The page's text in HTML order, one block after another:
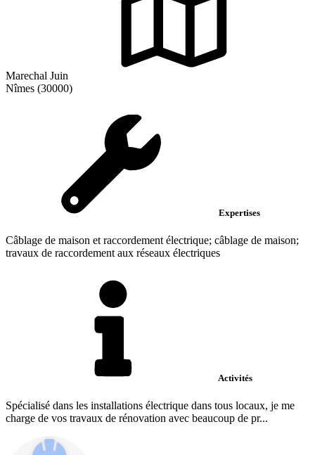
Marechal Juin
Nîmes (30000)
Expertises
Câblage de maison et raccordement électrique; câblage de maison;
travaux de raccordement aux réseaux électriques
Activités
Spécialisé dans les installations électrique dans tous locaux, je me
charge de vos travaux de rénovation avec beaucoup de pr...